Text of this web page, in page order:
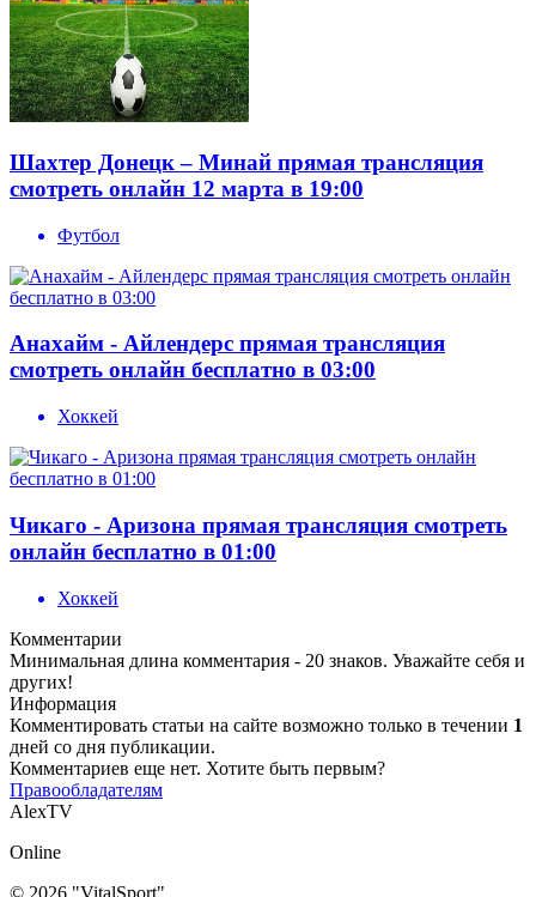
Шахтер Донецк – Минай прямая трансляция
смотреть онлайн 12 марта в 19:00
Футбол
Анахайм - Айлендерс прямая трансляция
смотреть онлайн бесплатно в 03:00
Хоккей
Чикаго - Аризона прямая трансляция смотреть
онлайн бесплатно в 01:00
Хоккей
Комментарии
Минимальная длина комментария - 20 знаков. Уважайте себя и
других!
Информация
Комментировать статьи на сайте возможно только в течении 1
дней со дня публикации.
Комментариев еще нет. Хотите быть первым?
Правообладателям
AlexTV
Online
© 2026 "VitalSport"